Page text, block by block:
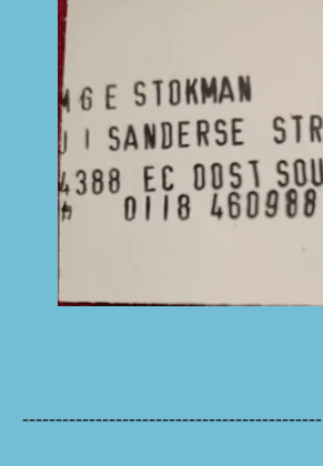
---------------------------------------------